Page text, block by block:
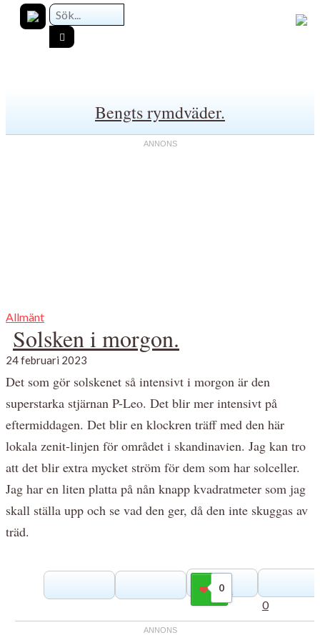
Bengts rymdväder.
Allmänt
Solsken i morgon.
24 februari 2023
Det som gör solskenet så intensivt i morgon är den
superstarka stjärnan P-Leo. Det blir mer intensivt på
eftermiddagen. Det blir en klockren träff med den här
lokala zenit-linjen för området i skandinavien. Jag kan tro
att det blir extra mycket ström för dem som har solceller.
Jag har en liten platta på nån knapp kvadratmeter som jag
skall ställa upp och se vad den ger, då den inte skuggas av
träd.
0
Gilla
0